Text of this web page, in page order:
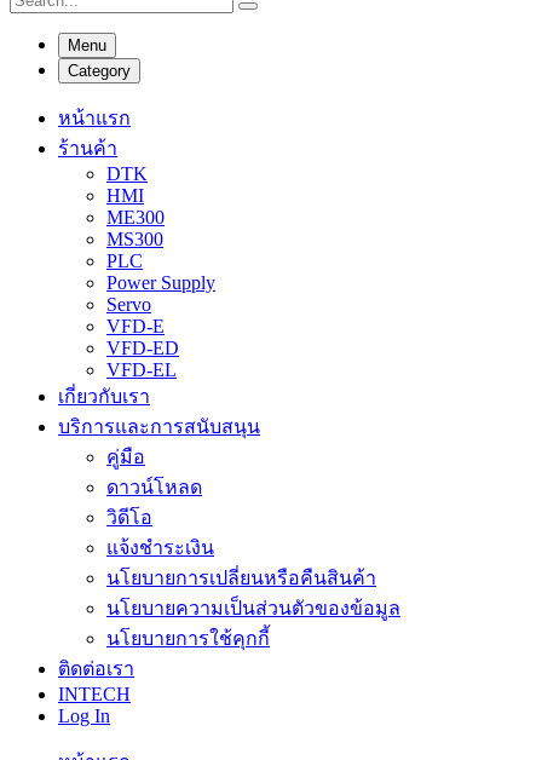
Menu
Category
หน้าแรก
ร้านค้า
DTK
HMI
ME300
MS300
PLC
Power Supply
Servo
VFD-E
VFD-ED
VFD-EL
เกี่ยวกับเรา
บริการและการสนับสนุน
คู่มือ
ดาวน์โหลด
วิดีโอ
แจ้งชำระเงิน
นโยบายการเปลี่ยนหรือคืนสินค้า
นโยบายความเป็นส่วนตัวของข้อมูล
นโยบายการใช้คุกกี้
ติดต่อเรา
INTECH
Log In